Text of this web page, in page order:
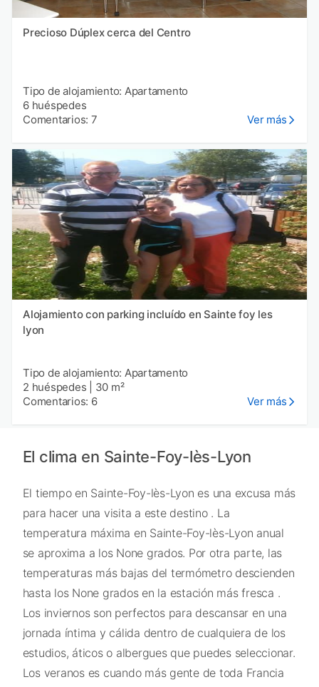
Precioso Dúplex cerca del Centro
Tipo de alojamiento: Apartamento
6 huéspedes
Comentarios: 7
Ver más
Alojamiento con parking incluído en Sainte foy les
lyon
Tipo de alojamiento: Apartamento
2 huéspedes
30 m²
Comentarios: 6
Ver más
El clima en Sainte-Foy-lès-Lyon
El tiempo en Sainte-Foy-lès-Lyon es una excusa más
para hacer una visita a este destino . La
temperatura máxima en Sainte-Foy-lès-Lyon anual
se aproxima a los None grados. Por otra parte, las
temperaturas más bajas del termómetro descienden
hasta los None grados en la estación más fresca .
Los inviernos son perfectos para descansar en una
jornada íntima y cálida dentro de cualquiera de los
estudios, áticos o albergues que puedes seleccionar.
Los veranos es cuando más gente de toda Francia